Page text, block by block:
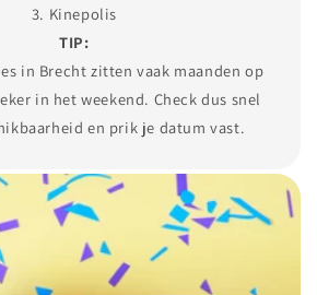
3. Kinepolis
TIP:
in Brecht zitten vaak maanden op
in het weekend. Check dus snel
en prik je datum vast.